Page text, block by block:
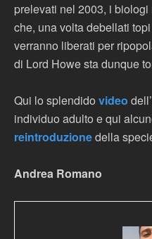
prelevati nel 2003, i
che, una volta debellati
verranno liberati per
di Lord Howe sta dunque
Qui lo splendido video
individuo adulto e qui
reintroduzionedella
Andrea Romano